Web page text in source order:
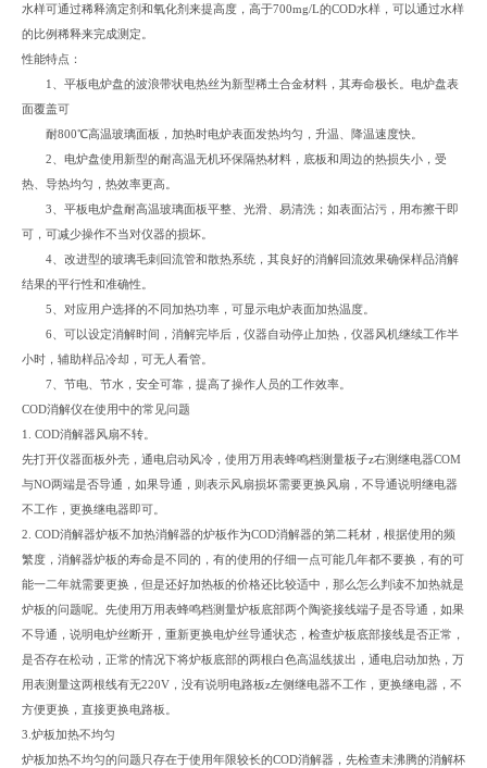
水样可通过稀释滴定剂和氧化剂来提高度，高于700mg/L的COD水样，可以通过水样
的比例稀释来完成测定。
性能特点：
1、平板电炉盘的波浪带状电热丝为新型稀土合金材料，其寿命极长。电炉盘表
面覆盖可
耐800℃高温玻璃面板，加热时电炉表面发热均匀，升温、降温速度快。
2、电炉盘使用新型的耐高温无机环保隔热材料，底板和周边的热损失小，受
热、导热均匀，热效率更高。
3、平板电炉盘耐高温玻璃面板平整、光滑、易清洗；如表面沾污，用布擦干即
可，可减少操作不当对仪器的损坏。
4、改进型的玻璃毛刺回流管和散热系统，其良好的消解回流效果确保样品消解
结果的平行性和准确性。
5、对应用户选择的不同加热功率，可显示电炉表面加热温度。
6、可以设定消解时间，消解完毕后，仪器自动停止加热，仪器风机继续工作半
小时，辅助样品冷却，可无人看管。
7、节电、节水，安全可靠，提高了操作人员的工作效率。
COD消解仪在使用中的常见问题
1. COD消解器风扇不转。
先打开仪器面板外壳，通电启动风冷，使用万用表蜂鸣档测量板子z右测继电器COM
与NO两端是否导通，如果导通，则表示风扇损坏需要更换风扇，不导通说明继电器
不工作，更换继电器即可。
2. COD消解器炉板不加热消解器的炉板作为COD消解器的第二耗材，根据使用的频
繁度，消解器炉板的寿命是不同的，有的使用的仔细一点可能几年都不要换，有的可
能一二年就需要更换，但是还好加热板的价格还比较适中，那么怎么判读不加热就是
炉板的问题呢。先使用万用表蜂鸣档测量炉板底部两个陶瓷接线端子是否导通，如果
不导通，说明电炉丝断开，重新更换电炉丝导通状态，检查炉板底部接线是否正常，
是否存在松动，正常的情况下将炉板底部的两根白色高温线拔出，通电启动加热，万
用表测量这两根线有无220V，没有说明电路板z左侧继电器不工作，更换继电器，不
方便更换，直接更换电路板。
3.炉板加热不均匀
炉板加热不均匀的问题只存在于使用年限较长的COD消解器，先检查未沸腾的消解杯